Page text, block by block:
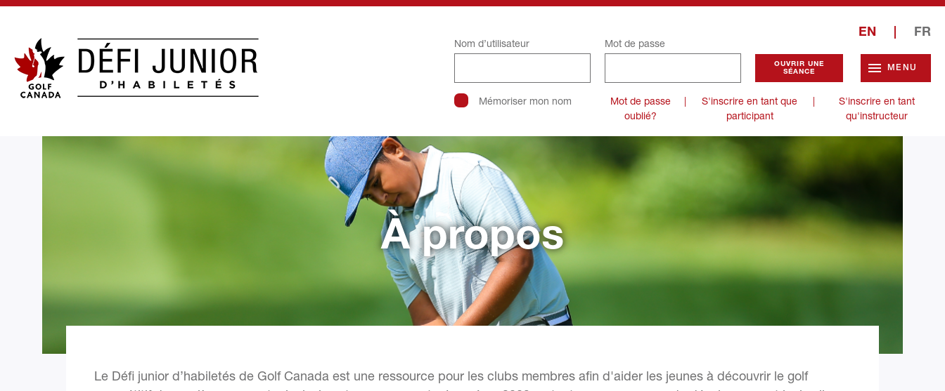
EN FR
Nom d’utilisateur Mot de passe
Mémoriser mon nom
Mot de passe
oublié?
|
S'inscrire en tant que
participant
|
S'inscrire en tant
qu'instructeur
MENU
À propos
Le Défi junior d’habiletés de Golf Canada est une ressource pour les clubs membres afin d'aider les jeunes à découvrir le golf